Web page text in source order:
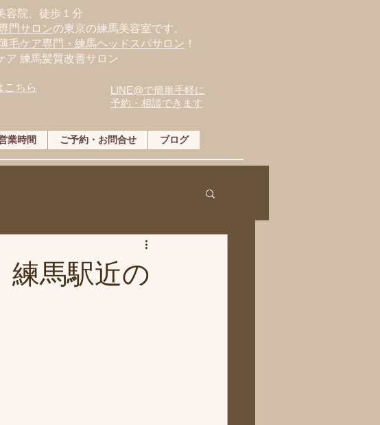
容院、徒歩１分
門サロンの東京の練馬美容室です。
毛ケア専門・練馬ヘッドスパサロン ！
ア 練馬髪質改善サロン
こちら
LINE@で簡単手軽に
予約・相談できます
業時間 ご予約・お問合せ ブログ
練馬駅近の